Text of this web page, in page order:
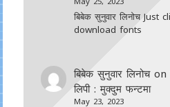
बिबेक सुनुवार लिनोच Just
download fonts
बिबेक सुनुवार लिनोच
लिपी : मुक्दुम फन्टमा
May 23, 2023